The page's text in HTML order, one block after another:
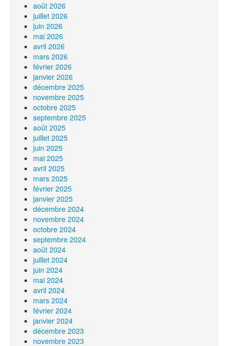
août 2026
juillet 2026
juin 2026
mai 2026
avril 2026
mars 2026
février 2026
janvier 2026
décembre 2025
novembre 2025
octobre 2025
septembre 2025
août 2025
juillet 2025
juin 2025
mai 2025
avril 2025
mars 2025
février 2025
janvier 2025
décembre 2024
novembre 2024
octobre 2024
septembre 2024
août 2024
juillet 2024
juin 2024
mai 2024
avril 2024
mars 2024
février 2024
janvier 2024
décembre 2023
novembre 2023